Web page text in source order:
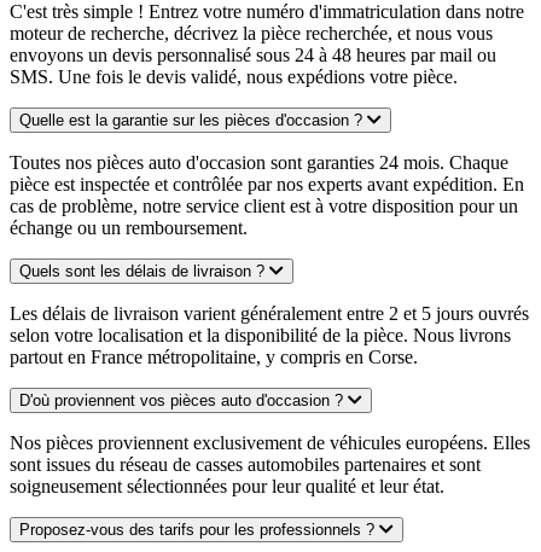
C'est très simple ! Entrez votre numéro d'immatriculation dans notre
moteur de recherche, décrivez la pièce recherchée, et nous vous
envoyons un devis personnalisé sous 24 à 48 heures par mail ou
SMS. Une fois le devis validé, nous expédions votre pièce.
Quelle est la garantie sur les pièces d'occasion ?
Toutes nos pièces auto d'occasion sont garanties 24 mois. Chaque
pièce est inspectée et contrôlée par nos experts avant expédition. En
cas de problème, notre service client est à votre disposition pour un
échange ou un remboursement.
Quels sont les délais de livraison ?
Les délais de livraison varient généralement entre 2 et 5 jours ouvrés
selon votre localisation et la disponibilité de la pièce. Nous livrons
partout en France métropolitaine, y compris en Corse.
D'où proviennent vos pièces auto d'occasion ?
Nos pièces proviennent exclusivement de véhicules européens. Elles
sont issues du réseau de casses automobiles partenaires et sont
soigneusement sélectionnées pour leur qualité et leur état.
Proposez-vous des tarifs pour les professionnels ?